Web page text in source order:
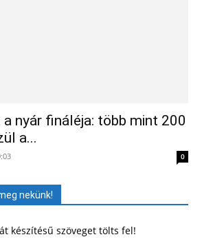
nyár fináléja: több mint 200
a...
0
nekünk!
készítésű szöveget tölts fel!